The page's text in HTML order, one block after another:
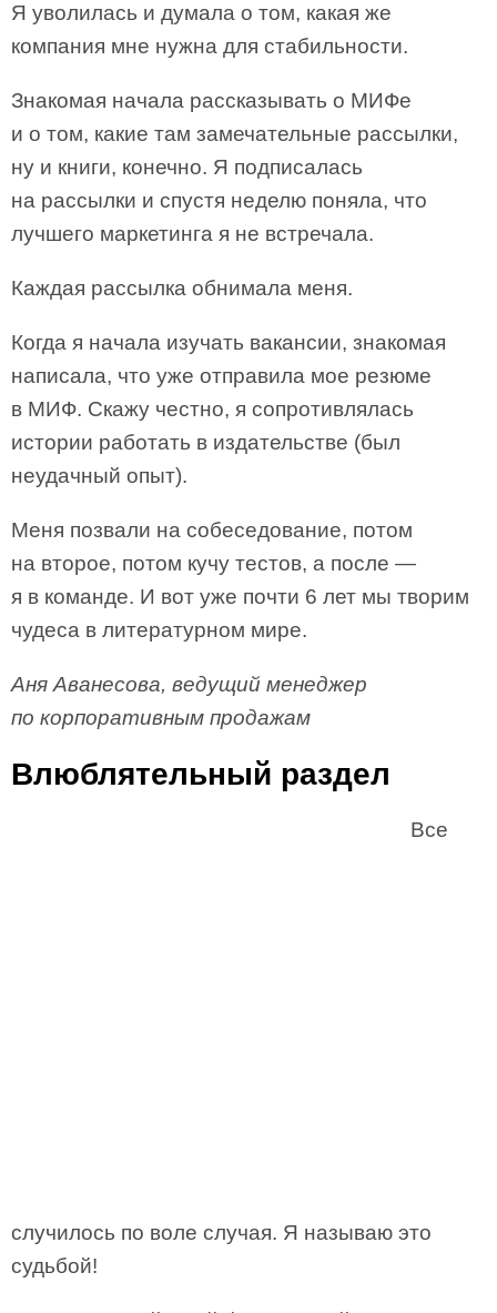
Я уволилась и думала о том, какая же
компания мне нужна для стабильности.
Знакомая начала рассказывать о МИФе
и о том, какие там замечательные рассылки,
ну и книги, конечно. Я подписалась
на рассылки и спустя неделю поняла, что
лучшего маркетинга я не встречала.
Каждая рассылка обнимала меня.
Когда я начала изучать вакансии, знакомая
написала, что уже отправила мое резюме
в МИФ. Скажу честно, я сопротивлялась
истории работать в издательстве (был
неудачный опыт).
Меня позвали на собеседование, потом
на второе, потом кучу тестов, а после —
я в команде. И вот уже почти 6 лет мы творим
чудеса в литературном мире.
Аня Аванесова, ведущий менеджер
по корпоративным продажам
Влюблятельный раздел
Все
случилось по воле случая. Я называю это
судьбой!